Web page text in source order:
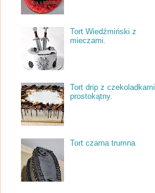
Tort Wiedźmiński z
mieczami.
Tort drip z czekoladkami
prostokątny.
Tort czarna trumna